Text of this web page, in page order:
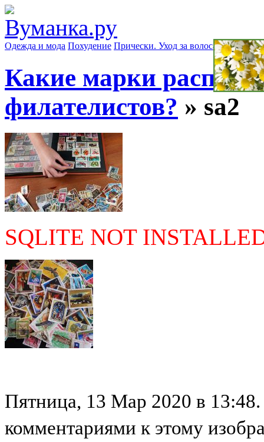
Одежда и мода Похудение Прически. Уход за волосами Маски
Какие марки
филателистов? » sa2
SQLITE NOT
Пятница, 13 Мар 2020 в
комментариями к этому